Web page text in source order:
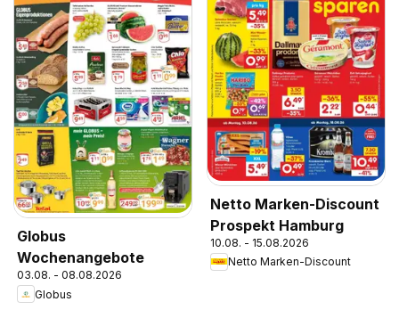
Globus
Wochenangebote
03.08. - 08.08.2026
Globus
Netto Marken-Discount
Prospekt Hamburg
10.08. - 15.08.2026
Netto Marken-Discount